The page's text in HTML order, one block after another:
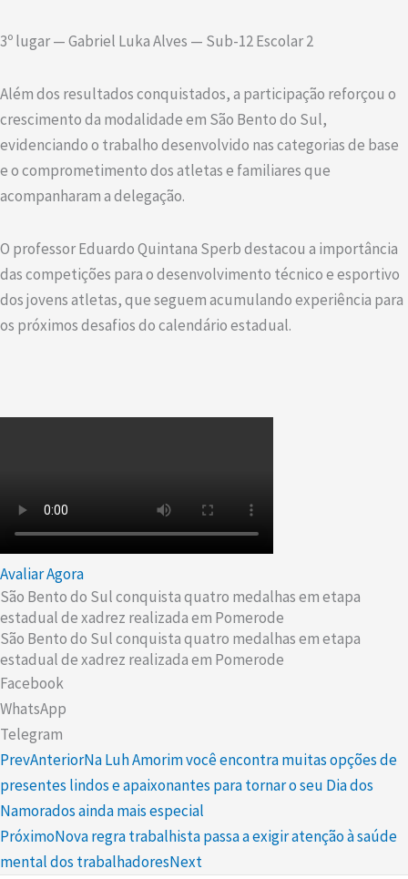
3º lugar — Gabriel Luka Alves — Sub-12 Escolar 2
Além dos resultados conquistados, a participação reforçou o
crescimento da modalidade em São Bento do Sul,
evidenciando o trabalho desenvolvido nas categorias de base
e o comprometimento dos atletas e familiares que
acompanharam a delegação.
O professor Eduardo Quintana Sperb destacou a importância
das competições para o desenvolvimento técnico e esportivo
dos jovens atletas, que seguem acumulando experiência para
os próximos desafios do calendário estadual.
Avaliar Agora
São Bento do Sul conquista quatro medalhas em etapa
estadual de xadrez realizada em Pomerode
São Bento do Sul conquista quatro medalhas em etapa
estadual de xadrez realizada em Pomerode
Facebook
WhatsApp
Telegram
PrevAnteriorNa Luh Amorim você encontra muitas opções de
presentes lindos e apaixonantes para tornar o seu Dia dos
Namorados ainda mais especial
PróximoNova regra trabalhista passa a exigir atenção à saúde
mental dos trabalhadoresNext